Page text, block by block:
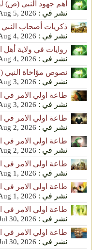
أهم جهود النبي (ص)
نشر في : 5, 2026
ذكريات أصحاب
نشر في : 4, 2026
روايات في ولاية أهل
نشر في : 4, 2026
نصوص مؤاخاة
نشر في : 3, 2026
طاعة اولي الامر في
نشر في : 3, 2026
طاعة اولي الامر في
نشر في : 2, 2026
طاعة اولي الامر في
نشر في : 2, 2026
طاعة اولي الامر في
نشر في : 1, 2026
طاعة اولي الامر في
نشر في : 1, 2026
طاعة اولي الامر في
نشر في : 30, 2026
طاعة اولي الامر في
نشر في : 30, 2026